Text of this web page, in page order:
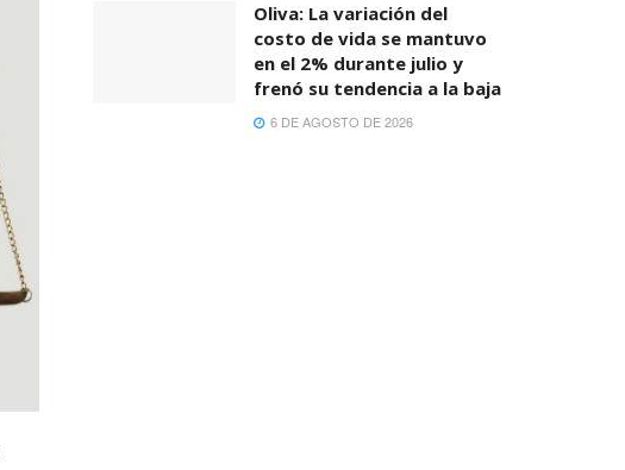
Oliva: La variación del
costo de vida se mantuvo
en el 2% durante julio y
frenó su tendencia a la baja
6 DE AGOSTO DE 2026